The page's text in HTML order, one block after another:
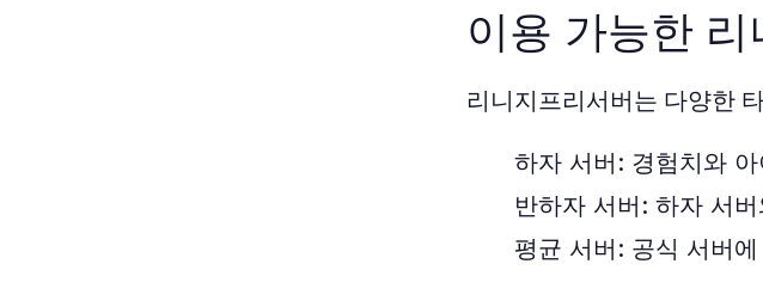
이용 가능한
리니지프리서버는 다양한
하자 서버: 경험치와
반하자 서버: 하자 서
평균 서버: 공식 서버